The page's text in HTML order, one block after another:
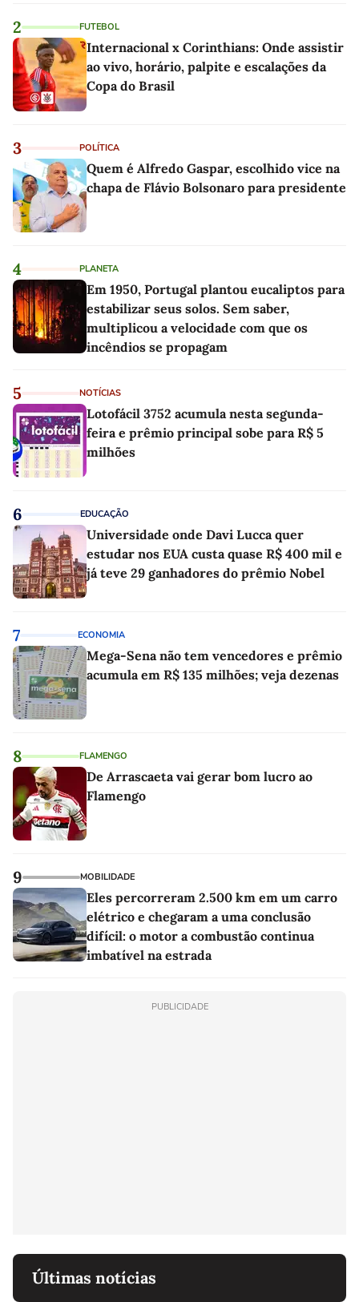
2 FUTEBOL
Internacional x Corinthians: Onde assistir
ao vivo, horário, palpite e escalações da
Copa do Brasil
3 POLÍTICA
Quem é Alfredo Gaspar, escolhido vice na
chapa de Flávio Bolsonaro para presidente
4 PLANETA
Em 1950, Portugal plantou eucaliptos para
estabilizar seus solos. Sem saber,
multiplicou a velocidade com que os
incêndios se propagam
5 NOTÍCIAS
Lotofácil 3752 acumula nesta segunda-
feira e prêmio principal sobe para R$ 5
milhões
6 EDUCAÇÃO
Universidade onde Davi Lucca quer
estudar nos EUA custa quase R$ 400 mil e
já teve 29 ganhadores do prêmio Nobel
7 ECONOMIA
Mega-Sena não tem vencedores e prêmio
acumula em R$ 135 milhões; veja dezenas
8 FLAMENGO
De Arrascaeta vai gerar bom lucro ao
Flamengo
9 MOBILIDADE
Eles percorreram 2.500 km em um carro
elétrico e chegaram a uma conclusão
difícil: o motor a combustão continua
imbatível na estrada
PUBLICIDADE
Últimas notícias